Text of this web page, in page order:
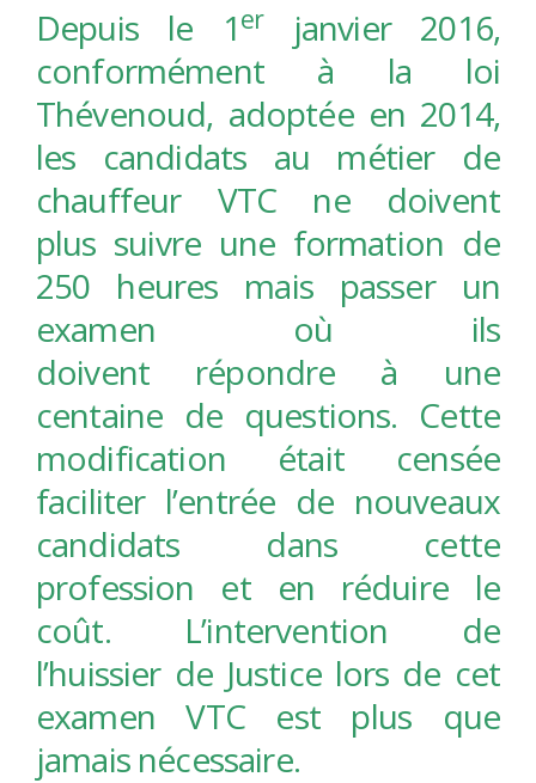
Depuis le 1erjanvier 2016,
conformément à la loi
Thévenoud, adoptée en 2014,
les candidats au métier de
chauffeur VTC ne doivent
plus suivre une formation de
250 heures mais passer un
examen où ils
doivent répondre à une
centaine de questions. Cette
modification était censée
faciliter l’entrée de nouveaux
candidats dans cette
profession et en réduire le
coût. L’intervention de
l’huissier de Justice lors de cet
examen VTC est plus que
jamais nécessaire.